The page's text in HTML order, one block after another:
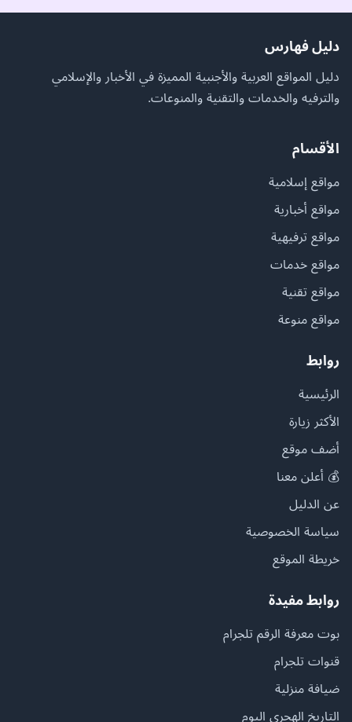
دليل فهارس
دليل المواقع العربية والأجنبية المميزة في الأخبار والإسلامي
والترفيه والخدمات والتقنية والمنوعات.
الأقسام
مواقع إسلامية
مواقع أخبارية
مواقع ترفيهية
مواقع خدمات
مواقع تقنية
مواقع منوعة
روابط
الرئيسية
الأكثر زيارة
أضف موقع
💰 أعلن معنا
عن الدليل
سياسة الخصوصية
خريطة الموقع
روابط مفيدة
بوت معرفة الرقم تلجرام
قنوات تلجرام
ضيافة منزلية
التاريخ الهجري اليوم